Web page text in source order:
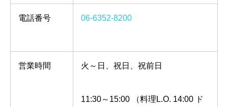
電話番号 06-6352-8200
営業時間 火～日、祝日、祝前日
11:30～15:00 （料理L.O. 14:00 ド